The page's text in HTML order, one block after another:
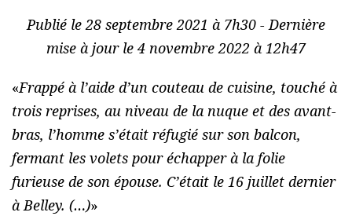
Publié le 28 septembre 2021 à 7h30 - Dernière
mise à jour le 4 novembre 2022 à 12h47
«Frappé à l’aide d’un couteau de cuisine, touché à
trois reprises, au niveau de la nuque et des avant-
bras, l’homme s’était réfugié sur son balcon,
fermant les volets pour échapper à la folie
furieuse de son épouse. C’était le 16 juillet dernier
à Belley. (…)»